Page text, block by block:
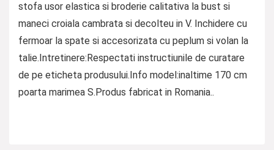
stofa usor elastica si broderie calitativa la bust si
maneci croiala cambrata si decolteu in V. Inchidere cu
fermoar la spate si accesorizata cu peplum si volan la
talie.Intretinere:Respectati instructiunile de curatare
de pe eticheta produsului.Info model:inaltime 170 cm
poarta marimea S.Produs fabricat in Romania..